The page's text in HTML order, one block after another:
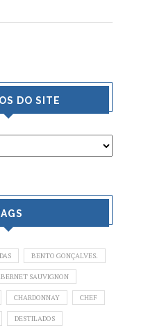
DO SITE
BENTO GONÇALVES.
SAUVIGNON
CHARDONNAY CHEF
DESTILADOS